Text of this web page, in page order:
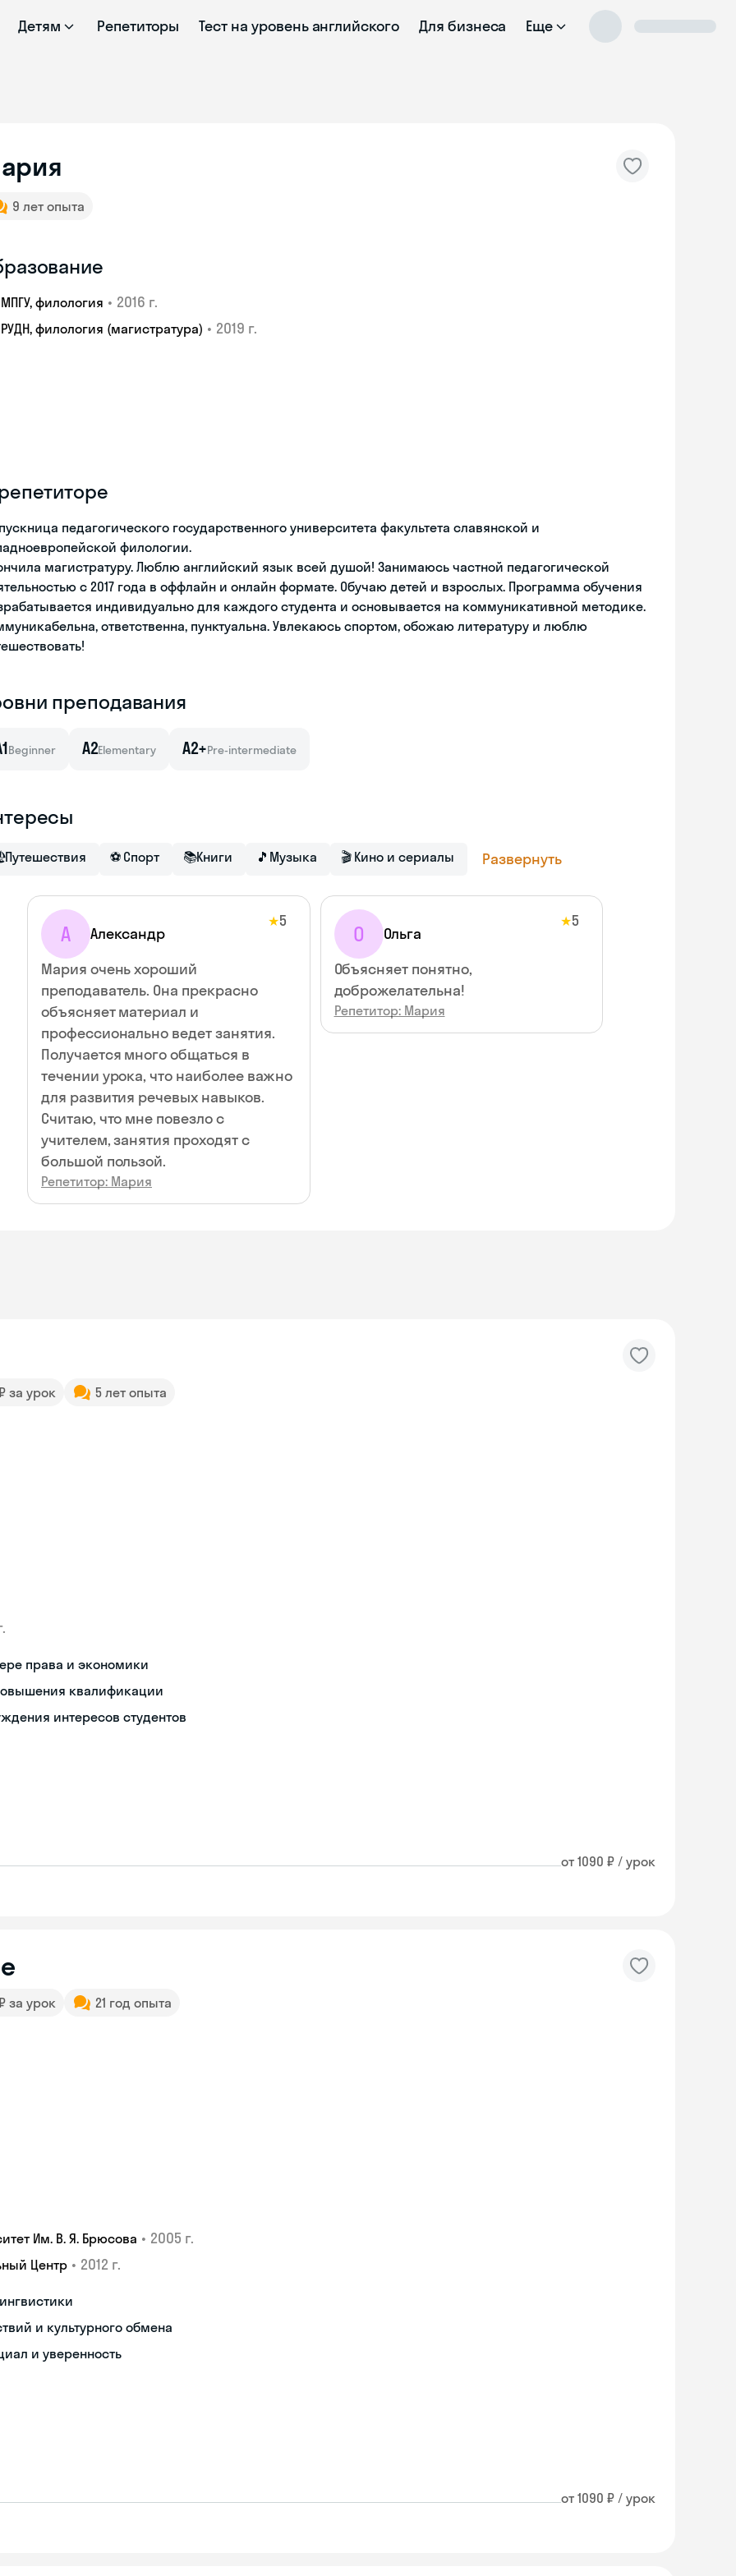
Детям Репетиторы Тест на уровень английского Для бизнеса Еще
9 лет опыта
МПГУ, филология • 2016 г.
РУДН, филология (магистратура) • 2019 г.
педагогического государственного университета факультета славянской и
филологии.
магистратуру. Люблю английский язык всей душой! Занимаюсь частной педагогической
с 2017 года в оффлайн и онлайн формате. Обучаю детей и взрослых. Программа обучения
индивидуально для каждого студента и основывается на коммуникативной методике.
ответственна, пунктуальна. Увлекаюсь спортом, обожаю литературу и люблю
преподавания
Beginner A2Elementary A2+Pre-intermediate
Путешествия ⚽ Спорт 📚Книги 🎵 Музыка 🎬 Кино и сериалы Развернуть
А Александр
★5
Мария очень хороший
преподаватель. Она прекрасно
объясняет материал и
профессионально ведет занятия.
Получается много общаться в
течении урока, что наиболее важно
для развития речевых навыков.
Считаю, что мне повезло с
учителем, занятия проходят с
большой пользой.
Репетитор: Мария
О Ольга
★5
Объясняет понятно,
доброжелательна!
Репетитор: Мария
за урок 5 лет опыта
права и экономики
повышения квалификации
интересов студентов
от 1090 ₽ / урок
за урок 21 год опыта
Им. В. Я. Брюсова • 2005 г.
Центр • 2012 г.
и культурного обмена
и уверенность
от 1090 ₽ / урок